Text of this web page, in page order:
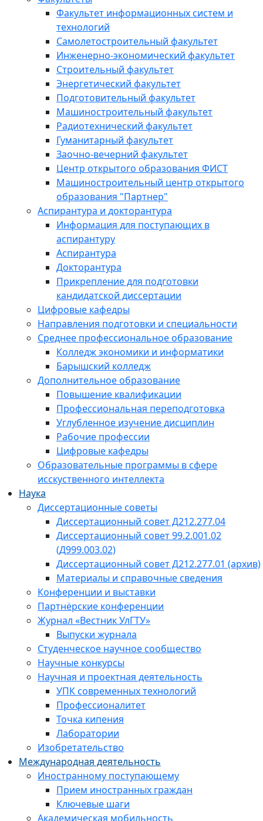
Факультет информационных систем и
технологий
Самолетостроительный факультет
Инженерно-экономический факультет
Строительный факультет
Энергетический факультет
Подготовительный факультет
Машиностроительный факультет
Радиотехнический факультет
Гуманитарный факультет
Заочно-вечерний факультет
Центр открытого образования ФИСТ
Машиностроительный центр открытого
образования "Партнер"
Аспирантура и докторантура
Информация для поступающих в
аспирантуру
Аспирантура
Докторантура
Прикрепление для подготовки
кандидатской диссертации
Цифровые кафедры
Направления подготовки и специальности
Среднее профессиональное образование
Колледж экономики и информатики
Барышский колледж
Дополнительное образование
Повышение квалификации
Профессиональная переподготовка
Углубленное изучение дисциплин
Рабочие профессии
Цифровые кафедры
Образовательные программы в сфере
исскуственного интеллекта
Наука
Диссертационные советы
Диссертационный совет Д212.277.04
Диссертационный совет 99.2.001.02
(Д999.003.02)
Диссертационный совет Д212.277.01 (архив)
Материалы и справочные сведения
Конференции и выставки
Партнёрские конференции
Журнал «Вестник УлГТУ»
Выпуски журнала
Студенческое научное сообщество
Научные конкурсы
Научная и проектная деятельность
УПК современных технологий
Профессионалитет
Точка кипения
Лаборатории
Изобретательство
Международная деятельность
Иностранному поступающему
Прием иностранных граждан
Ключевые шаги
Академическая мобильность